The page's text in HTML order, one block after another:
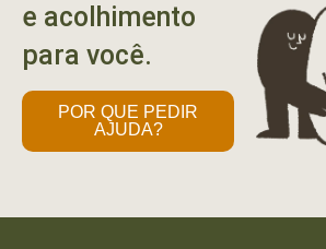
e acolhimento
para você.
POR QUE PEDIR
AJUDA?